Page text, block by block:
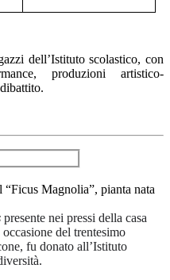
dell’Istituto scolastico, con
produzioni artistico-
“Ficus Magnolia”, pianta nata
presente nei pressi della casa
del trentesimo
fu donato all’Istituto